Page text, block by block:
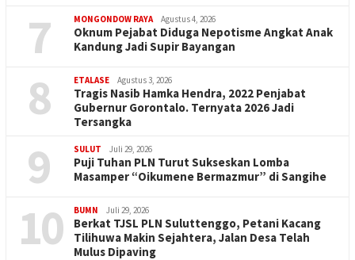
7 MONGONDOW RAYA Agustus 4, 2026
Oknum Pejabat Diduga Nepotisme Angkat Anak
Kandung Jadi Supir Bayangan
8 ETALASE Agustus 3, 2026
Tragis Nasib Hamka Hendra, 2022 Penjabat
Gubernur Gorontalo. Ternyata 2026 Jadi
Tersangka
9 SULUT Juli 29, 2026
Puji Tuhan PLN Turut Sukseskan Lomba
Masamper “Oikumene Bermazmur” di Sangihe
10 BUMN Juli 29, 2026
Berkat TJSL PLN Suluttenggo, Petani Kacang
Tilihuwa Makin Sejahtera, Jalan Desa Telah
Mulus Dipaving